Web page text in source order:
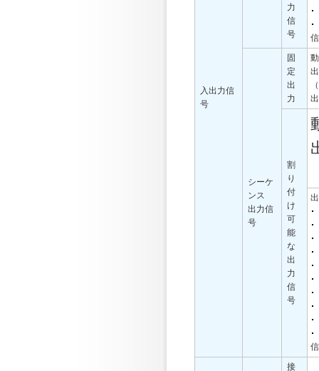
入出力信
号
力
信
号
シーケ
ンス
出力信
号
固
定
出
力
割
り
付
け
可
能
な
出
力
信
号
接